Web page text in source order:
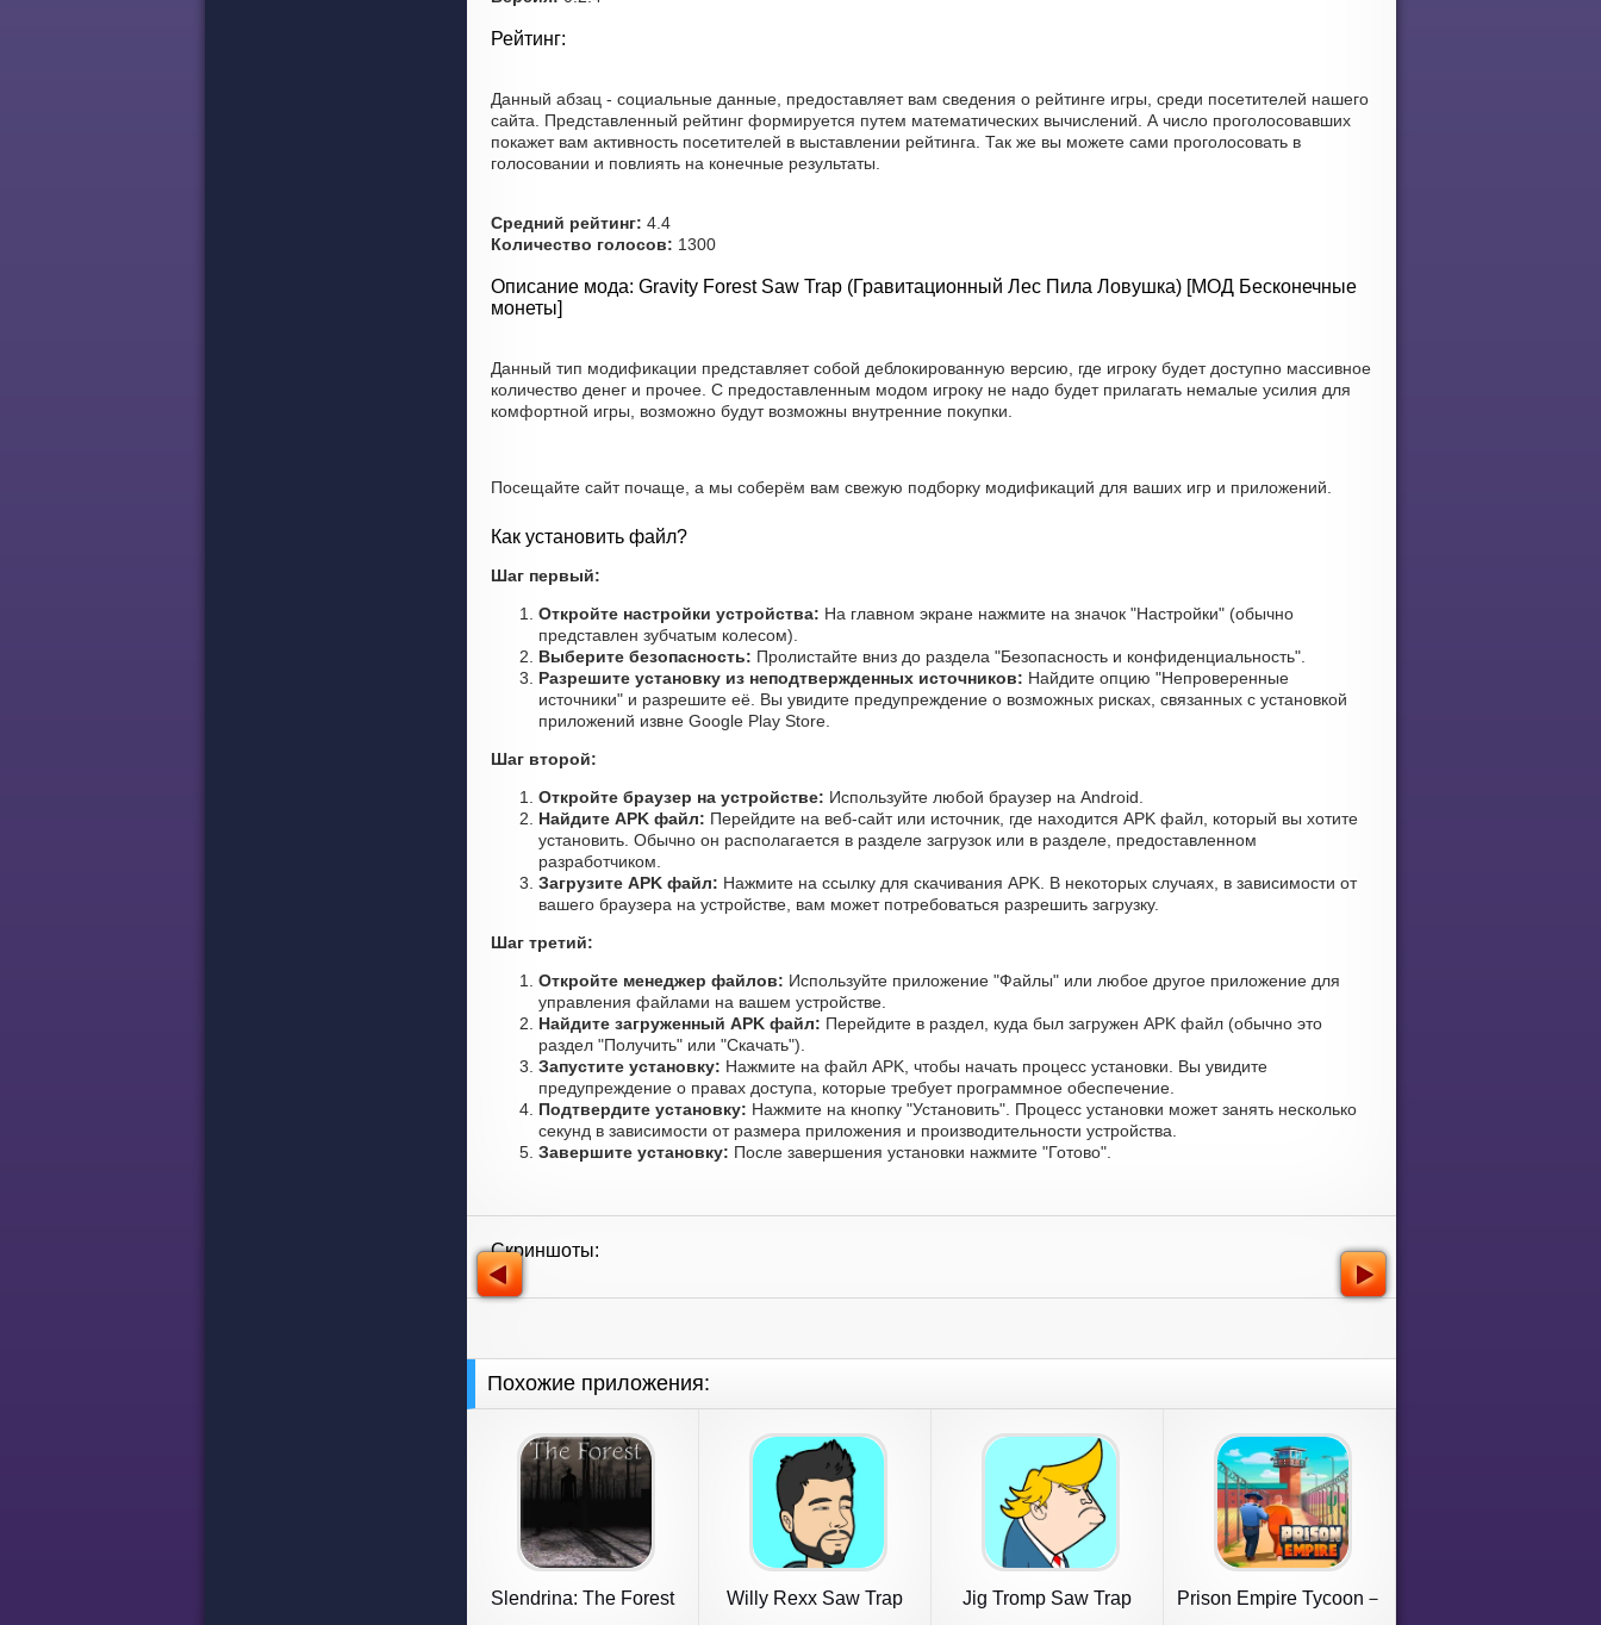
Рейтинг:
Данный абзац - социальные данные, предоставляет вам сведения о рейтинге игры, среди посетителей нашего
сайта. Представленный рейтинг формируется путем математических вычислений. А число проголосовавших
покажет вам активность посетителей в выставлении рейтинга. Так же вы можете сами проголосовать в
голосовании и повлиять на конечные результаты.
Средний рейтинг: 4.4
Количество голосов: 1300
Описание мода: Gravity Forest Saw Trap (Гравитационный Лес Пила Ловушка) [МОД Бесконечные
монеты]
Данный тип модификации представляет собой деблокированную версию, где игроку будет доступно массивное
количество денег и прочее. С предоставленным модом игроку не надо будет прилагать немалые усилия для
комфортной игры, возможно будут возможны внутренние покупки.
Посещайте сайт почаще, а мы соберём вам свежую подборку модификаций для ваших игр и приложений.
Как установить файл?
Шаг первый:
Откройте настройки устройства: На главном экране нажмите на значок "Настройки" (обычно
представлен зубчатым колесом).
Выберите безопасность: Пролистайте вниз до раздела "Безопасность и конфиденциальность".
Разрешите установку из неподтвержденных источников: Найдите опцию "Непроверенные
источники" и разрешите её. Вы увидите предупреждение о возможных рисках, связанных с установкой
приложений извне Google Play Store.
Шаг второй:
Откройте браузер на устройстве: Используйте любой браузер на Android.
Найдите APK файл: Перейдите на веб-сайт или источник, где находится APK файл, который вы хотите
установить. Обычно он располагается в разделе загрузок или в разделе, предоставленном
разработчиком.
Загрузите APK файл: Нажмите на ссылку для скачивания APK. В некоторых случаях, в зависимости от
вашего браузера на устройстве, вам может потребоваться разрешить загрузку.
Шаг третий:
Откройте менеджер файлов: Используйте приложение "Файлы" или любое другое приложение для
управления файлами на вашем устройстве.
Найдите загруженный APK файл: Перейдите в раздел, куда был загружен APK файл (обычно это
раздел "Получить" или "Скачать").
Запустите установку: Нажмите на файл APK, чтобы начать процесс установки. Вы увидите
предупреждение о правах доступа, которые требует программное обеспечение.
Подтвердите установку: Нажмите на кнопку "Установить". Процесс установки может занять несколько
секунд в зависимости от размера приложения и производительности устройства.
Завершите установку: После завершения установки нажмите "Готово".
Скриншоты:
Похожие приложения:
Slendrina: The Forest Willy Rexx Saw Trap Jig Tromp Saw Trap
Prison Empire Tycoon－